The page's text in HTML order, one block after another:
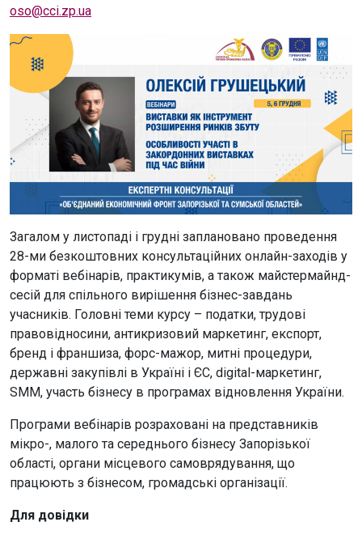
oso@cci.zp.ua
Загалом у листопаді і грудні заплановано проведення
28-ми безкоштовних консультаційних онлайн-заходів у
форматі вебінарів, практикумів, а також майстермайнд-
сесій для спільного вирішення бізнес-завдань
учасників. Головні теми курсу – податки, трудові
правовідносини, антикризовий маркетинг, експорт,
бренд і франшиза, форс-мажор, митні процедури,
державні закупівлі в Україні і ЄС, digital-маркетинг,
SMM, участь бізнесу в програмах відновлення України.
Програми вебінарів розраховані на представників
мікро-, малого та середнього бізнесу Запорізької
області, органи місцевого самоврядування, що
працюють з бізнесом, громадські організації.
Для довідки